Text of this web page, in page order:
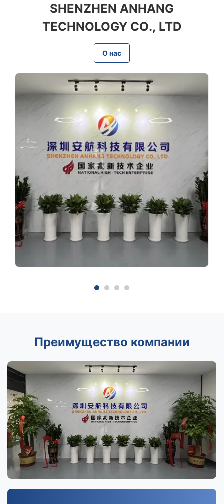
SHENZHEN ANHANG
TECHNOLOGY CO., LTD
О нас
Преимущество компании